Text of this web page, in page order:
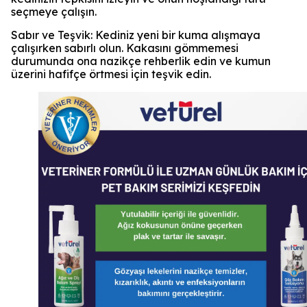
seçmeye çalışın.
Sabır ve Teşvik: Kediniz yeni bir kuma alışmaya
çalışırken sabırlı olun. Kakasını gömmemesi
durumunda ona nazikçe rehberlik edin ve kumun
üzerini hafifçe örtmesi için teşvik edin.